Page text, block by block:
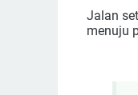
Jalan
menuju